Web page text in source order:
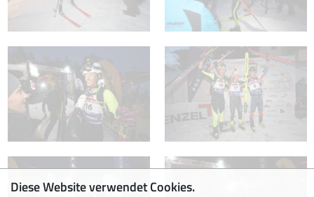
Diese Website verwendet Cookies.